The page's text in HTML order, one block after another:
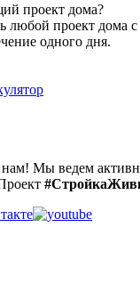
проект дома?
любой проект дома
одного дня.
Мы ведем